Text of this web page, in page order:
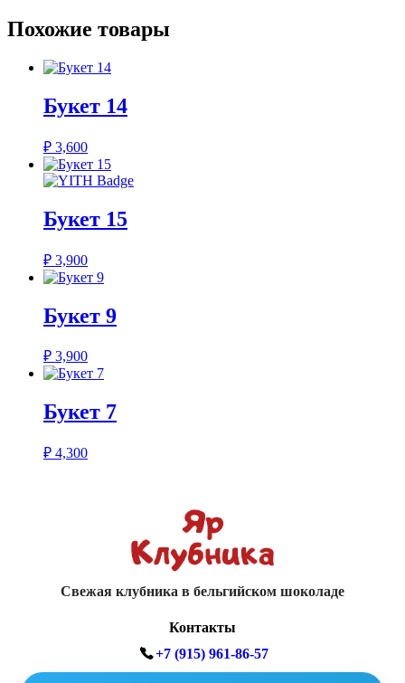
Похожие товары
Букет 14
₽ 3,600
Букет 15
₽ 3,900
Букет 9
₽ 3,900
Букет 7
₽ 4,300
Свежая клубника в бельгийском шоколаде
Контакты
+7 (915) 961-86-57